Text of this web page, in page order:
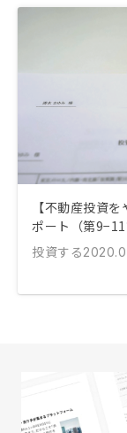
【不動産投資
ポート（第9−11
投資する